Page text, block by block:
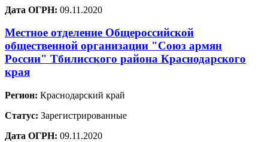
Дата ОГРН: 09.11.2020
Местное отделение Общероссийской
общественной организации "Союз армян
России" Тбилисского района Краснодарского
края
Регион: Краснодарский край
Статус: Зарегистрированные
Дата ОГРН: 09.11.2020